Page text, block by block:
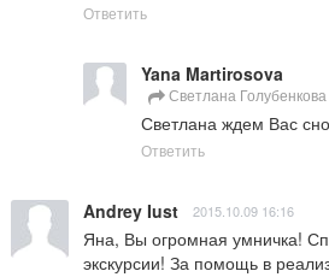
Ответить
Yana Martirosova
Светлана Голубенкова
Светлана ждем Вас
Ответить
Andrey Iust 2015.10.09 16:16
Яна, Вы огромная умничка!
экскурсии! За помощь в